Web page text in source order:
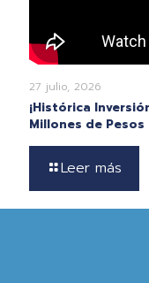
27 julio, 2026
¡Histórica
Millones de
Leer más